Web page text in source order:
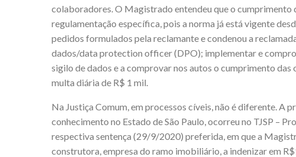
colaboradores. O Magistrado entendeu que o cumprimento
regulamentação específica, pois a norma já está vigente
pedidos formulados pela reclamante e condenou a
dados/data protection officer (DPO); implementar e
sigilo de dados e a comprovar nos autos o cumprimento
multa diária de R$ 1 mil.
Na Justiça Comum, em processos cíveis, não é diferente. A
conhecimento no Estado de São Paulo, ocorreu no TJSP –
respectiva sentença (29/9/2020) preferida, em que a
construtora, empresa do ramo imobiliário, a indenizar em